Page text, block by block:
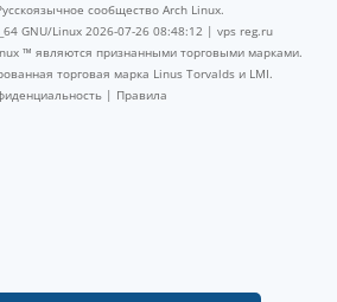
сообщество Arch Linux.
GNU/Linux 2026-07-26 08:48:12 | vps reg.ru
™ являются признанными торговыми марками.
торговая марка Linus Torvalds и LMI.
| Правила